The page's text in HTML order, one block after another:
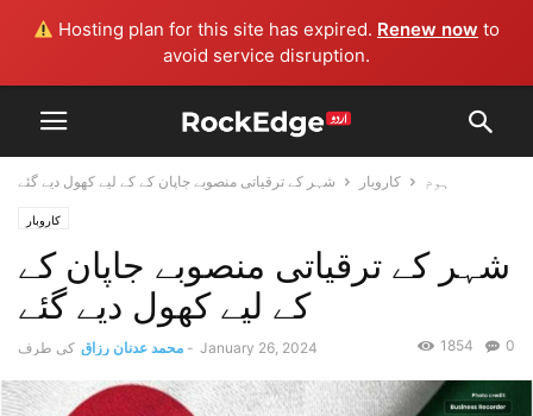
Hosting plan for this site has expired. Renew now to
avoid service disruption.
ہوم کاروبار شہر کے ترقیاتی منصوبے جاپان کے کے لیے کھول دیے گئے
کاروبار
شہر کے ترقیاتی منصوبے جاپان کے
کے لیے کھول دیے گئے
کی طرف محمد عدنان رزاق - January 26, 2024 0
1854